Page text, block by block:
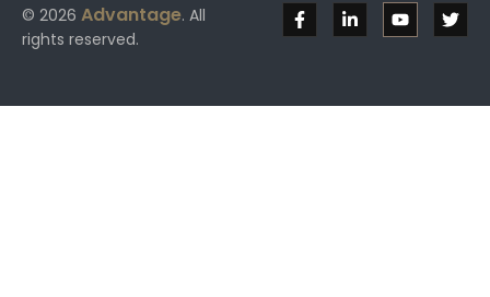
© 2026 Advantage. All
rights reserved.